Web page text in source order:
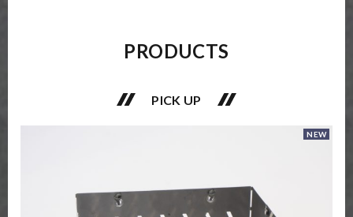
PRODUCTS
PICK UP
NEW